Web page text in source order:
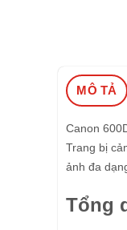
MÔ TẢ
Canon
Trang bị
ảnh đa
Tổng